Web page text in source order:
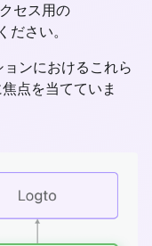
セス用の
ださい。
ンにおけるこれら
点を当てていま